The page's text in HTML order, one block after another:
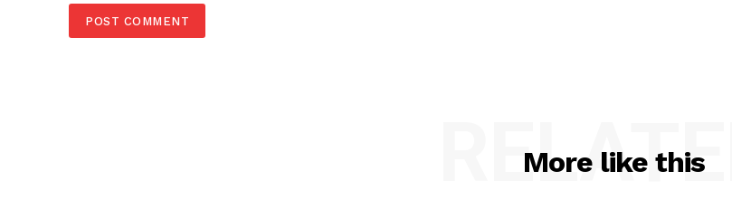
More like this
RELATED